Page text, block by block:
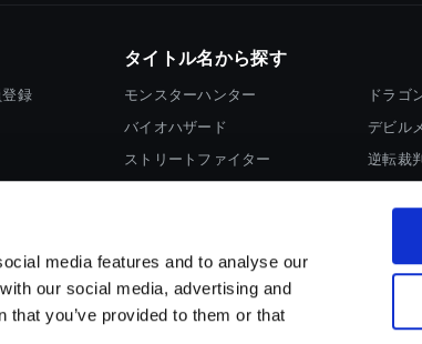
media features and to analyse our
our social media, advertising and
you’ve provided to them or that
録
タイトル名から探す
モンスターハンター
バイオハザード
ストリートファイター
ドラゴ
デビル
逆転裁